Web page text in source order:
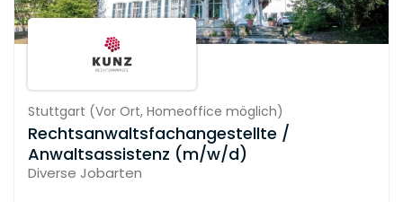
Stuttgart (Vor Ort, Homeoffice möglich)
Rechtsanwaltsfachangestellte /
Anwaltsassistenz (m/w/d)
Diverse Jobarten